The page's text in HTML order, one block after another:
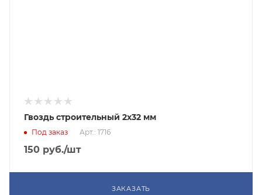
Гвоздь строительный 2х32 мм
Под заказ Арт.: 1716
150 руб./шт
ЗАКАЗАТЬ